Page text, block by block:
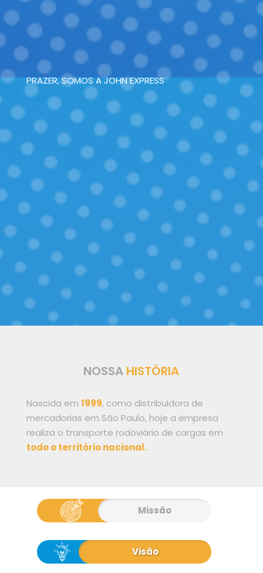
PRAZER, SOMOS A JOHN EXPRESS
NOSSA HISTÓRIA
Nascida em 1999, como distribuidora de
mercadorias em São Paulo, hoje a empresa
realiza o transporte rodoviário de cargas em
todo o território nacional.
Missão
Visão